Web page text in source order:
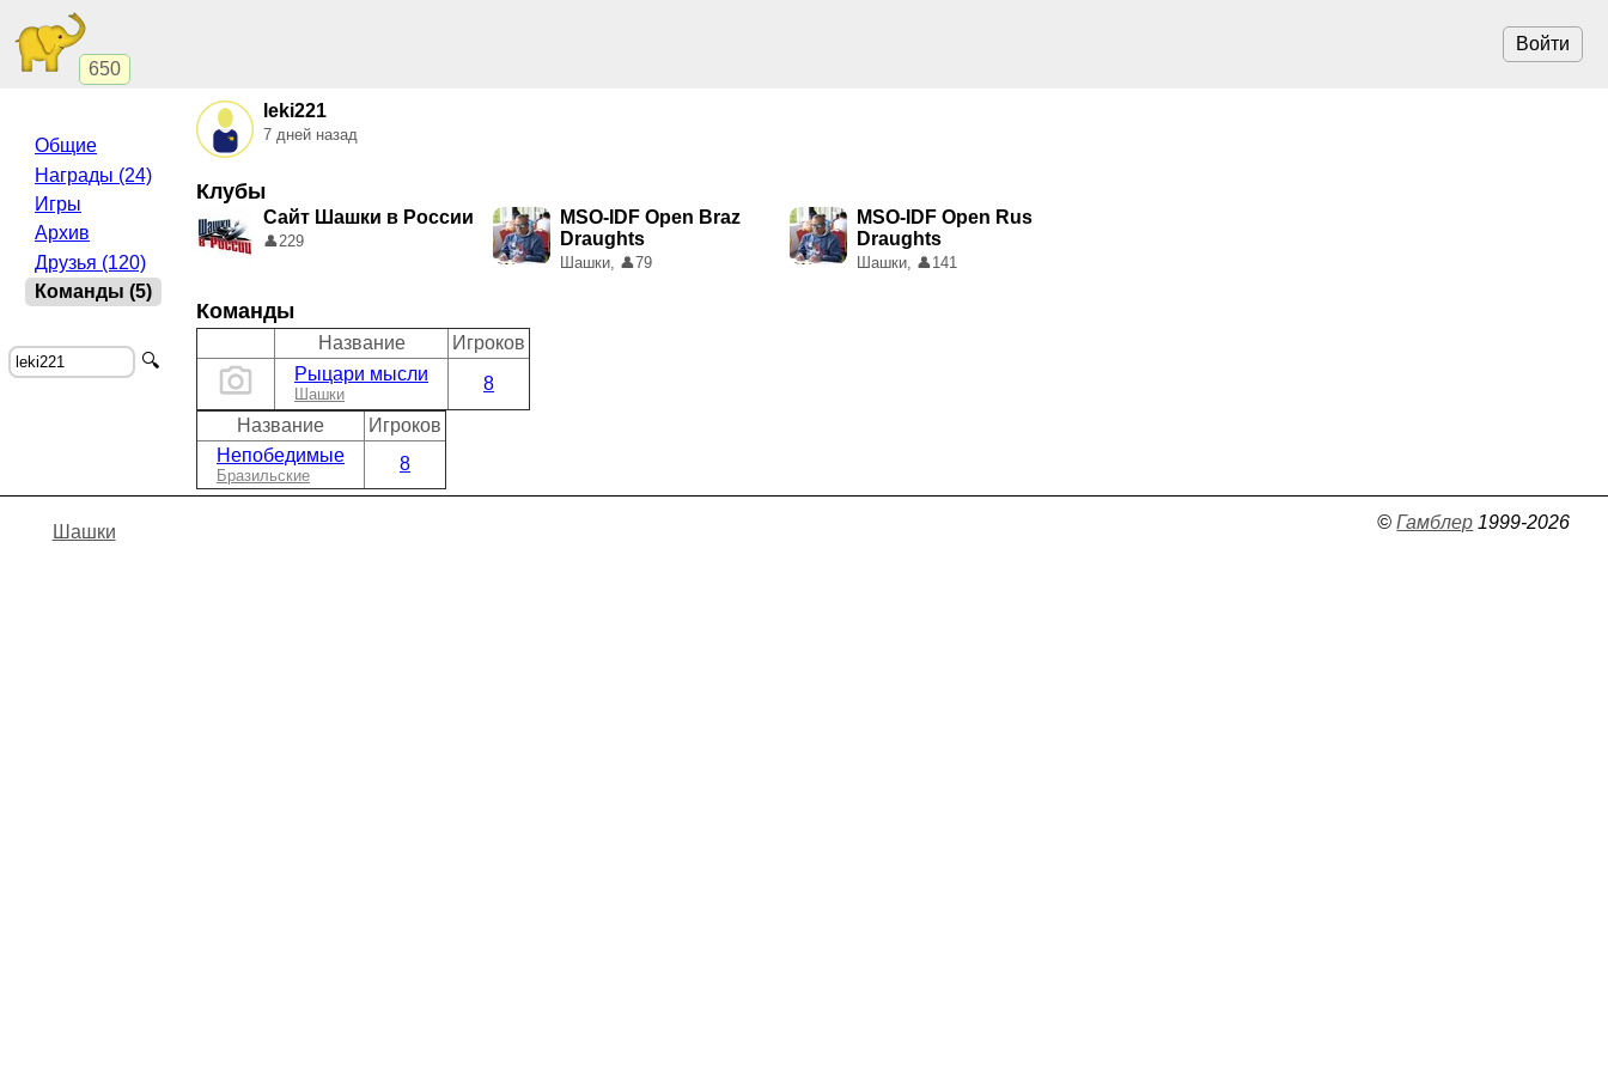
650
Войти
leki221
7 дней назад
Клубы
Сайт Шашки в России
👤229
MSO-IDF Open Braz
Draughts
Шашки, 👤79
MSO-IDF Open Rus
Draughts
Шашки, 👤141
Команды
Название
Игроков
Рыцари мысли
Шашки
8
Название
Игроков
Непобедимые
Бразильские
8
Общие
Награды (24)
Игры
Архив
Друзья (120)
Команды (5)
🔍
Шашки ©Гамблер 1999-2026